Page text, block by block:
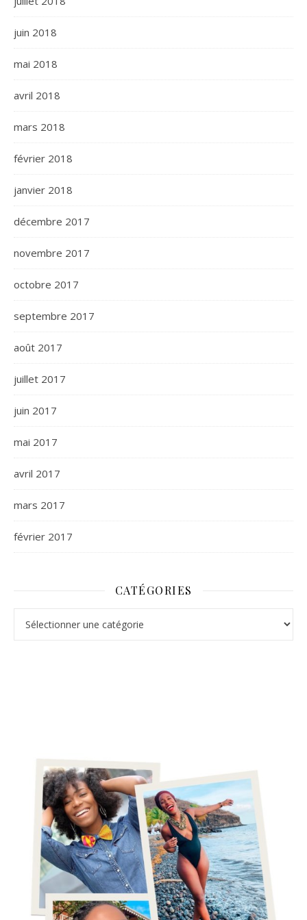
juin 2018
mai 2018
avril 2018
mars 2018
février 2018
janvier 2018
décembre 2017
novembre 2017
octobre 2017
septembre 2017
août 2017
juillet 2017
juin 2017
mai 2017
avril 2017
mars 2017
février 2017
CATÉGORIES